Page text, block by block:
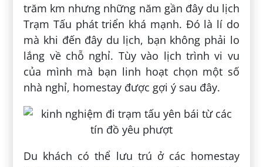
trăm km nhưng những năm gần đây du lịch
Trạm Tấu phát triển khá mạnh. Đó là lí do
mà khi đến đây du lịch, bạn không phải lo
lắng về chỗ nghỉ. Tùy vào lịch trình vi vu
của mình mà bạn linh hoạt chọn một số
nhà nghỉ, homestay được gợi ý sau đây.
Du khách có thể lưu trú ở các homestay